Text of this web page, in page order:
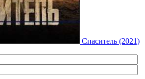
Спаситель (2021)